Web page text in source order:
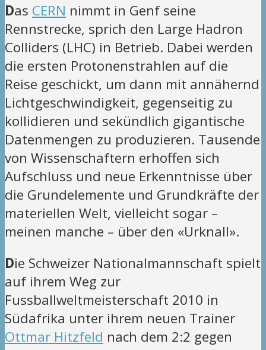
Das CERN nimmt in Genf seine
Rennstrecke, sprich den Large Hadron
Colliders (LHC) in Betrieb. Dabei werden
die ersten Protonenstrahlen auf die
Reise geschickt, um dann mit annähernd
Lichtgeschwindigkeit, gegenseitig zu
kollidieren und sekündlich gigantische
Datenmengen zu produzieren. Tausende
von Wissenschaftern erhoffen sich
Aufschluss und neue Erkenntnisse über
die Grundelemente und Grundkräfte der
materiellen Welt, vielleicht sogar –
meinen manche – über den «Urknall».
Die Schweizer Nationalmannschaft spielt
auf ihrem Weg zur
Fussballweltmeisterschaft 2010 in
Südafrika unter ihrem neuen Trainer
Ottmar Hitzfeld nach dem 2:2 gegen